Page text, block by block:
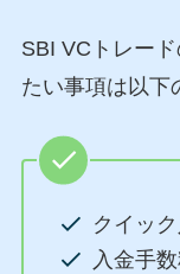
SBI VCトレー
たい事項は以下
クイッ
入金手